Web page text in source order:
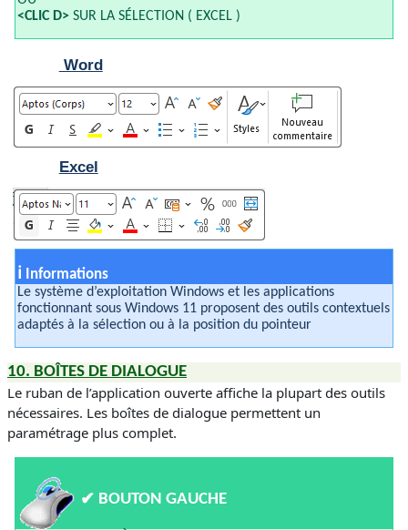
<CLIC D>SUR LA SÉLECTION ( EXCEL )
Word
Excel
ℹ Informations
Le système d’exploitation Windows et les applications
fonctionnant sous Windows 11 proposent des outils contextuels
adaptés à la sélection ou à la position du pointeur
10. BOÎTES DE DIALOGUE
Le ruban de l’application ouverte affiche la plupart des outils
nécessaires. Les boîtes de dialogue permettent un
paramétrage plus complet.
✔ BOUTON GAUCHE